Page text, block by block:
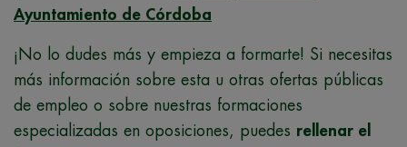
Ayuntamiento de Córdoba
¡No lo dudes más y empieza a formarte! Si necesitas
más información sobre esta u otras ofertas públicas
de empleo o sobre nuestras formaciones
especializadas en oposiciones, puedes rellenar el